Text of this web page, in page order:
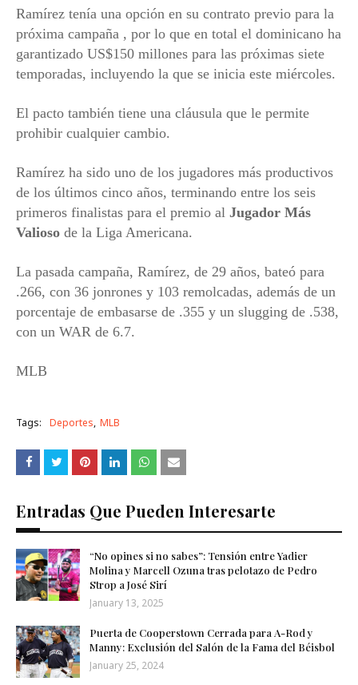
Ramírez tenía una opción en su contrato previo para la
próxima campaña , por lo que en total el dominicano ha
garantizado US$150 millones para las próximas siete
temporadas, incluyendo la que se inicia este miércoles.
El pacto también tiene una cláusula que le permite
prohibir cualquier cambio.
Ramírez ha sido uno de los jugadores más productivos
de los últimos cinco años, terminando entre los seis
primeros finalistas para el premio al Jugador Más
Valioso de la Liga Americana.
La pasada campaña, Ramírez, de 29 años, bateó para
.266, con 36 jonrones y 103 remolcadas, además de un
porcentaje de embasarse de .355 y un slugging de .538,
con un WAR de 6.7.
MLB
Tags: Deportes MLB
Entradas Que Pueden Interesarte
“No opines si no sabes”: Tensión entre Yadier
Molina y Marcell Ozuna tras pelotazo de Pedro
Strop a José Sirí
January 13, 2025
Puerta de Cooperstown Cerrada para A-Rod y
Manny: Exclusión del Salón de la Fama del Béisbol
January 25, 2024